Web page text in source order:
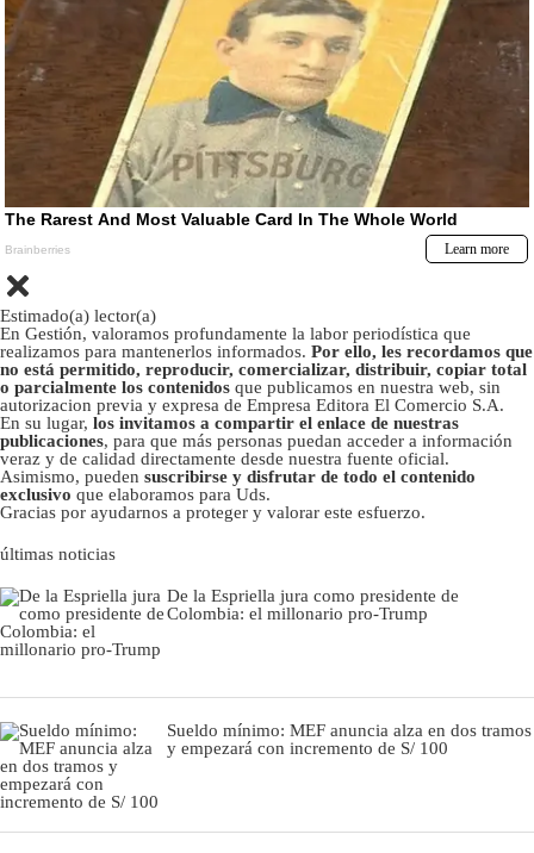
Estimado(a) lector(a)
En Gestión, valoramos profundamente la labor periodística que
realizamos para mantenerlos informados. Por ello, les recordamos que
no está permitido, reproducir, comercializar, distribuir, copiar total
o parcialmente los contenidos que publicamos en nuestra web, sin
autorizacion previa y expresa de Empresa Editora El Comercio S.A.
En su lugar, los invitamos a compartir el enlace de nuestras
publicaciones, para que más personas puedan acceder a información
veraz y de calidad directamente desde nuestra fuente oficial.
Asimismo, pueden suscribirse y disfrutar de todo el contenido
exclusivo que elaboramos para Uds.
Gracias por ayudarnos a proteger y valorar este esfuerzo.
últimas noticias
De la Espriella jura como presidente de
Colombia: el millonario pro-Trump
Sueldo mínimo: MEF anuncia alza en dos tramos
y empezará con incremento de S/ 100